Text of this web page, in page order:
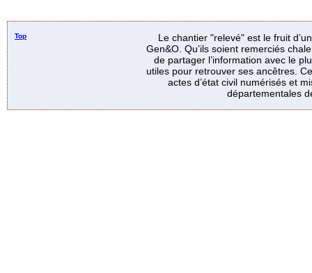
Top
Le chantier "relevé" est le fruit
Gen&O. Qu’ils soient remerciés
de partager l’information avec le
utiles pour retrouver ses ancêtres.
actes d’état civil numérisés et
départementales